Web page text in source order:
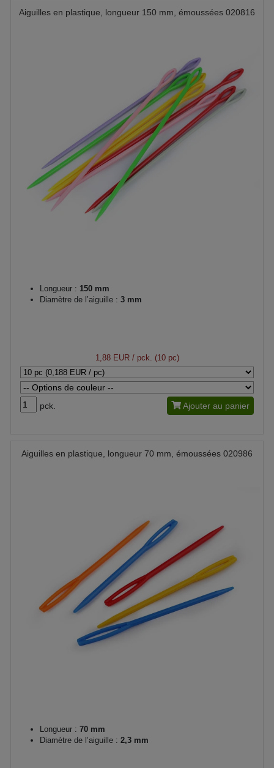
Aiguilles en plastique, longueur 150 mm, émoussées 020816
Longueur : 150 mm
Diamètre de l’aiguille : 3 mm
1,88 EUR/ pck. (10 pc)
pck. Ajouter au panier
Aiguilles en plastique, longueur 70 mm, émoussées 020986
Longueur : 70 mm
Diamètre de l’aiguille : 2,3 mm